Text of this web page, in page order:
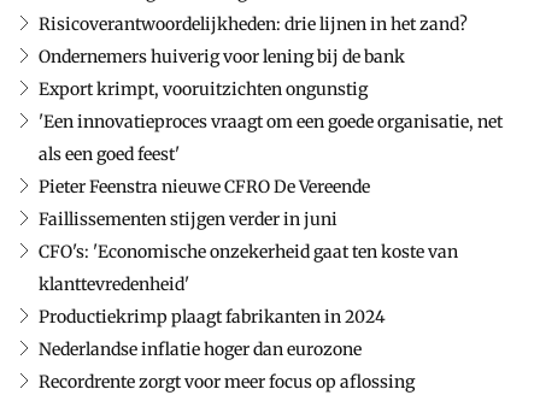
Risicoverantwoordelijkheden: drie lijnen in het zand?
Ondernemers huiverig voor lening bij de bank
Export krimpt, vooruitzichten ongunstig
'Een innovatieproces vraagt om een goede organisatie, net
als een goed feest'
Pieter Feenstra nieuwe CFRO De Vereende
Faillissementen stijgen verder in juni
CFO's: 'Economische onzekerheid gaat ten koste van
klanttevredenheid'
Productiekrimp plaagt fabrikanten in 2024
Nederlandse inflatie hoger dan eurozone
Recordrente zorgt voor meer focus op aflossing